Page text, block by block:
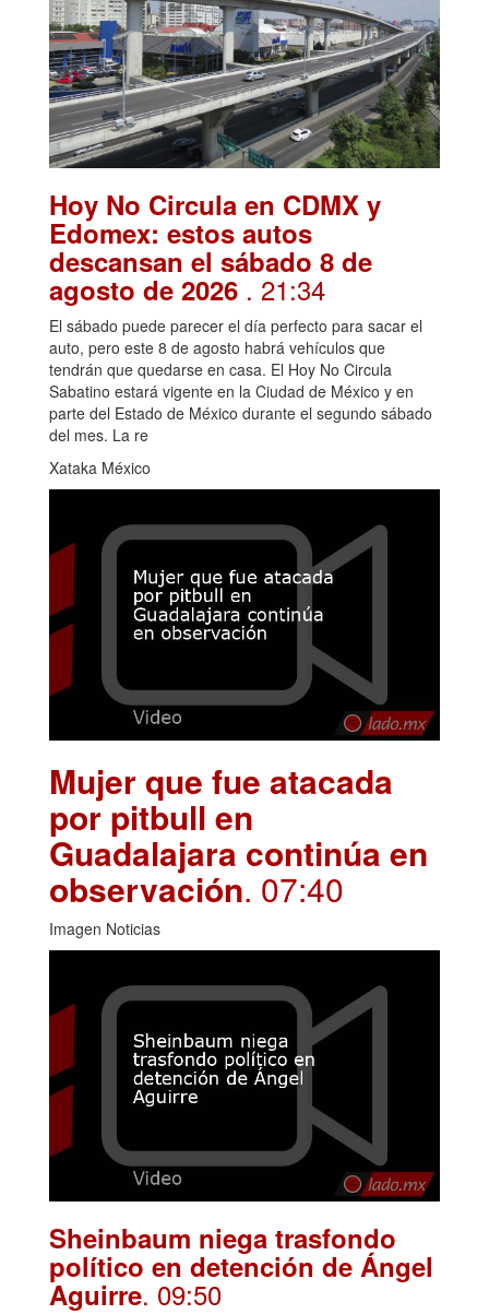
Hoy No Circula en CDMX y
Edomex: estos autos
descansan el sábado 8 de
agosto de 2026 . 21:34
El sábado puede parecer el día perfecto para sacar el
auto, pero este 8 de agosto habrá vehículos que
tendrán que quedarse en casa. El Hoy No Circula
Sabatino estará vigente en la Ciudad de México y en
parte del Estado de México durante el segundo sábado
del mes. La re
Xataka México
Mujer que fue atacada
por pitbull en
Guadalajara continúa en
observación. 07:40
Imagen Noticias
Sheinbaum niega trasfondo
político en detención de Ángel
Aguirre. 09:50